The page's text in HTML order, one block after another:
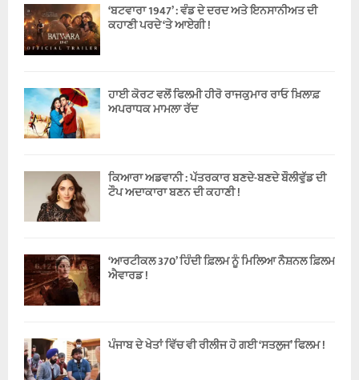
‘ਬਟਵਾਰਾ 1947’ : ਵੰਡ ਦੇ ਦਰਦ ਅਤੇ ਇਨਸਾਨੀਅਤ ਦੀ
ਕਹਾਣੀ ਪਰਦੇ ‘ਤੇ ਆਏਗੀ !
ਹਾਈ ਕੋਰਟ ਵਲੋਂ ਫਿਲਮੀ ਹੀਰੋ ਰਾਜਕੁਮਾਰ ਰਾਓ ਖ਼ਿਲਾਫ਼
ਅਪਰਾਧਕ ਮਾਮਲਾ ਰੱਦ
ਕਿਆਰਾ ਅਡਵਾਨੀ : ਪੱਤਰਕਾਰ ਬਣਦੇ-ਬਣਦੇ ਬੌਲੀਵੁੱਡ ਦੀ
ਟੌਪ ਅਦਾਕਾਰਾ ਬਣਨ ਦੀ ਕਹਾਣੀ !
‘ਆਰਟੀਕਲ 370’ ਹਿੰਦੀ ਫ਼ਿਲਮ ਨੂੰ ਮਿਲਿਆ ਨੈਸ਼ਨਲ ਫ਼ਿਲਮ
ਐਵਾਰਡ !
ਪੰਜਾਬ ਦੇ ਖੇਤਾਂ ਵਿੱਚ ਵੀ ਰੀਲੀਜ ਹੋ ਗਈ ‘ਸਤਲੁਜ’ ਫਿਲਮ !